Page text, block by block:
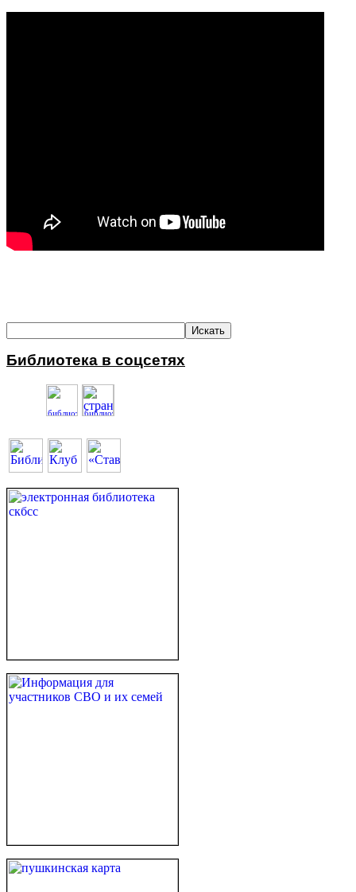
Библиотека в соцсетях